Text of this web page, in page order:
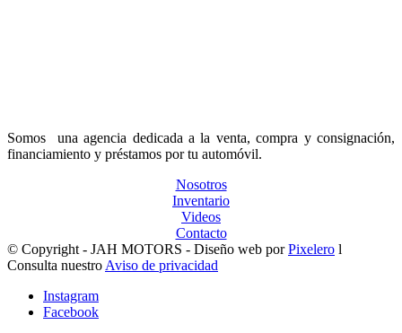
Somos una agencia dedicada a la venta, compra y consignación,
financiamiento y préstamos por tu automóvil.
Nosotros
Inventario
Videos
Contacto
© Copyright - JAH MOTORS - Diseño web porPixelero l
Consulta nuestro Aviso de privacidad
Instagram
Facebook